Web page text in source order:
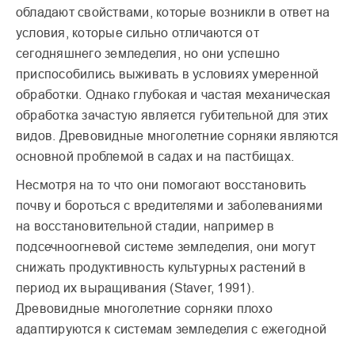
обла­дают свойствами, которые возникли в ответ на
условия, которые сильно отличаются от
сегодняшнего земледелия, но они успешно
приспособи­лись выживать в условиях умеренной
обработки. Однако глубокая и частая механическая
обработка зача­стую является губительной для этих
видов. Древовидные многолетние сорняки являются
основной проблемой в садах и на паст­бищах.
Несмотря на то что они помогают восстановить
почву и бороться с вредите­лями и заболеваниями
на восстановительной стадии, например в
подсечноогневой системе земледелия, они могут
снижать продук­тивность культурных расте­ний в
период их выращива­ния (Staver, 1991).
Древовидные многолетние сорняки плохо
адаптируются к системам земледелия с еже­годной